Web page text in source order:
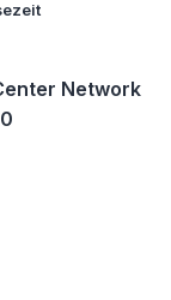
Network